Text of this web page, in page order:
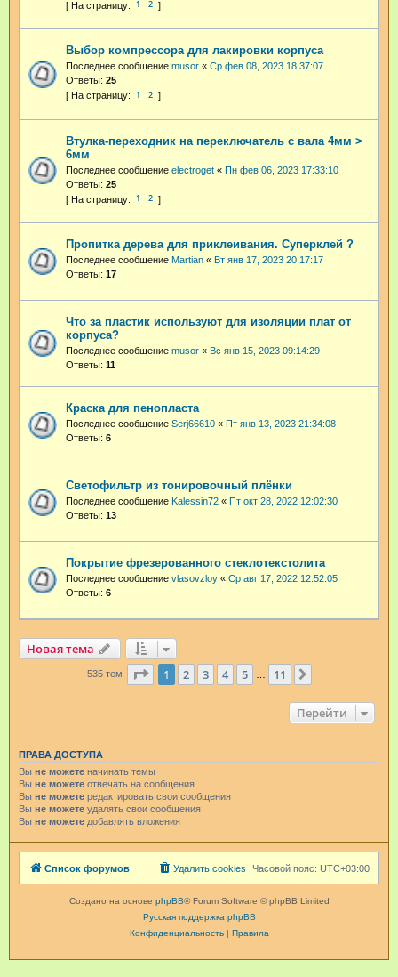
1 2
Выбор компрессора для лакировки корпуса
Последнее сообщение musor « Ср фев 08, 2023 18:37:07
Ответы: 25
1 2
Втулка-переходник на переключатель с вала 4мм >
6мм
Последнее сообщение electroget « Пн фев 06, 2023 17:33:10
Ответы: 25
1 2
Пропитка дерева для приклеивания. Суперклей ?
Последнее сообщение Martian « Вт янв 17, 2023 20:17:17
Ответы: 17
Что за пластик используют для изоляции плат от
корпуса?
Последнее сообщение musor « Вс янв 15, 2023 09:14:29
Ответы: 11
Краска для пенопласта
Последнее сообщение Serj66610 « Пт янв 13, 2023 21:34:08
Ответы: 6
Светофильтр из тонировочный плёнки
Последнее сообщение Kalessin72 « Пт окт 28, 2022 12:02:30
Ответы: 13
Покрытие фрезерованного стеклотекстолита
Последнее сообщение vlasovzloy « Ср авг 17, 2022 12:52:05
Ответы: 6
Новая тема
535 тем Страница из 11
1 2 3 4 5 … 11
Перейти
ПРАВА ДОСТУПА
Вы не можете начинать темы
Вы не можете отвечать на сообщения
Вы не можете редактировать свои сообщения
Вы не можете удалять свои сообщения
Вы не можете добавлять вложения
Список форумов Часовой пояс: UTC+03:00
Удалить cookies
Создано на основе phpBB® Forum Software © phpBB Limited
Русская поддержка phpBB
Конфиденциальность| Правила